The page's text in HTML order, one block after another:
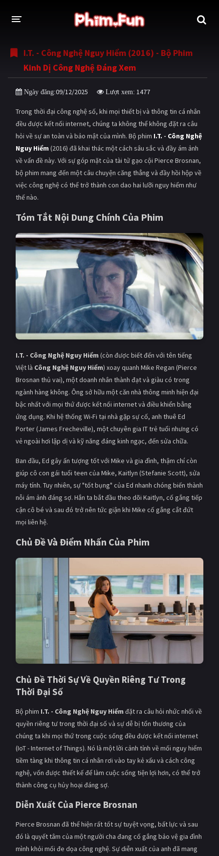
THỂ LOẠI
Thần thoại - Cổ trang Hành động
Tâm lý
Võ thuật - Kiếm hiệp Nhạc kịch
Kinh dị Tội phạm - Hình sự
Phiêu lưu Hài hước
Viễn tưởng Khoa học - Tài liệu
Hoạt hình
Tình cảm - Lãng mạn Kỳ ảo
Giật gân Gia đình
Bí ẩn Lịch sử
Viễn Tây Tiểu sử
GameShow DramaTV
QUỐC GIA
Âu - Mỹ Trung Quốc - Hồng Kông
Hàn Quốc Nhật Bản
Ấn Độ Việt Nam
Tổng hợp
CẬP NHẬT
PHIM MỚI
PHIM BỘ
PHIM LẺ
PHIM CHIẾU RẠP
TUYỂN TẬP PHIM
BLOG
I.T. - Công Nghệ Nguy Hiểm (2016) - Bộ Phim
Kinh Dị Công Nghệ Đáng Xem
Ngày đăng:09/12/2025 Lượt xem: 1477
Trong thời đại công nghệ số, khi mọi thiết bị và thông tin cá nhân
đều được kết nối internet, chúng ta không thể không đặt ra câu
hỏi về sự an toàn và bảo mật của mình. Bộ phim I.T. - Công Nghệ
Nguy Hiểm (2016) đã khai thác một cách sâu sắc và đầy ám ảnh
về vấn đề này. Với sự góp mặt của tài tử gạo cội Pierce Brosnan,
bộ phim mang đến một câu chuyện căng thẳng và đầy hồi hộp về
việc công nghệ có thể trở thành con dao hai lưỡi nguy hiểm như
thế nào.
Tóm Tắt Nội Dung Chính Của Phim
I.T. - Công Nghệ Nguy Hiểm (còn được biết đến với tên tiếng
Việt là Công Nghệ Nguy Hiểm) xoay quanh Mike Regan (Pierce
Brosnan thủ vai), một doanh nhân thành đạt và giàu có trong
ngành hàng không. Ông sở hữu một căn nhà thông minh hiện đại
bậc nhất với mọi thứ được kết nối internet và điều khiển bằng
ứng dụng. Khi hệ thống Wi-Fi tại nhà gặp sự cố, anh thuê Ed
Porter (James Frecheville), một chuyên gia IT trẻ tuổi nhưng có
vẻ ngoài hơi lập dị và kỹ năng đáng kinh ngạc, đến sửa chữa.
Ban đầu, Ed gây ấn tượng tốt với Mike và gia đình, thậm chí còn
giúp cô con gái tuổi teen của Mike, Kaitlyn (Stefanie Scott), sửa
máy tính. Tuy nhiên, sự "tốt bụng" của Ed nhanh chóng biến thành
nỗi ám ảnh đáng sợ. Hắn ta bắt đầu theo dõi Kaitlyn, cố gắng tiếp
cận cô bé và sau đó trở nên tức giận khi Mike cố gắng cắt đứt
mọi liên hệ.
Chủ Đề Và Điểm Nhấn Của Phim
Chủ Đề Thời Sự Về Quyền Riêng Tư Trong
Thời Đại Số
Bộ phim I.T. - Công Nghệ Nguy Hiểm đặt ra câu hỏi nhức nhối về
quyền riêng tư trong thời đại số và sự dễ bị tổn thương của
chúng ta khi mọi thứ trong cuộc sống đều được kết nối internet
(IoT - Internet of Things). Nó là một lời cảnh tỉnh về mối nguy hiểm
tiềm tàng khi thông tin cá nhân rơi vào tay kẻ xấu và cách công
nghệ, vốn được thiết kế để làm cuộc sống tiện lợi hơn, có thể trở
thành công cụ hủy hoại đáng sợ.
Diễn Xuất Của Pierce Brosnan
Pierce Brosnan đã thể hiện rất tốt sự tuyệt vọng, bất lực và sau
đó là quyết tâm của một người cha đang cố gắng bảo vệ gia đình
mình khỏi mối đe dọa công nghệ. Sự diễn xuất của anh đã mang